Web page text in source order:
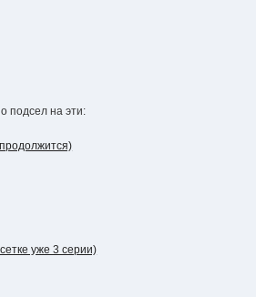
подсел на эти:
уже 3 серии)